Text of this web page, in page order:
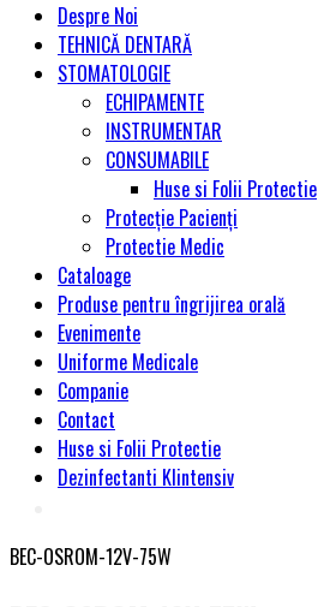
Despre Noi
TEHNICĂ DENTARĂ
STOMATOLOGIE
ECHIPAMENTE
INSTRUMENTAR
CONSUMABILE
Huse si Folii Protectie
Protecție Pacienți
Protectie Medic
Cataloage
Produse pentru îngrijirea orală
Evenimente
Uniforme Medicale
Companie
Contact
Huse si Folii Protectie
Dezinfectanti Klintensiv
BEC-OSROM-12V-75W